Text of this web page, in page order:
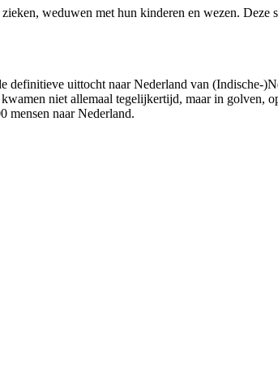
weduwen met hun kinderen en wezen. Deze
uittocht naar Nederland van (Indische-
niet allemaal tegelijkertijd, maar in golven,
mensen naar Nederland.